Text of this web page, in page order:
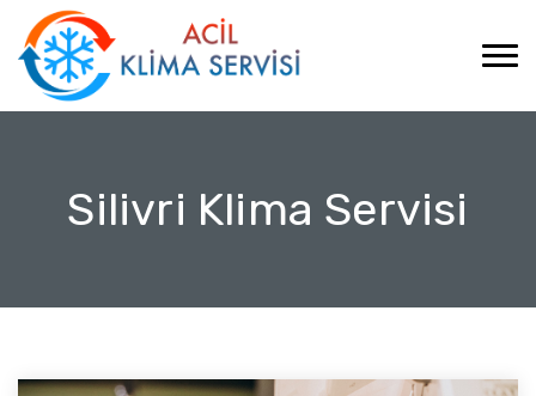
Silivri Klima Servisi